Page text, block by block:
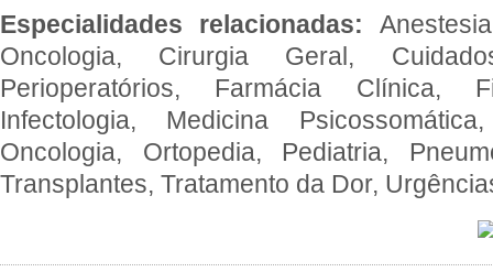
Especialidades relacionadas:
Oncologia, Cirurgia Geral,
Perioperatórios, Farmácia Clínica,
Infectologia, Medicina
Oncologia, Ortopedia, Pediatria,
Transplantes, Tratamento da Dor,